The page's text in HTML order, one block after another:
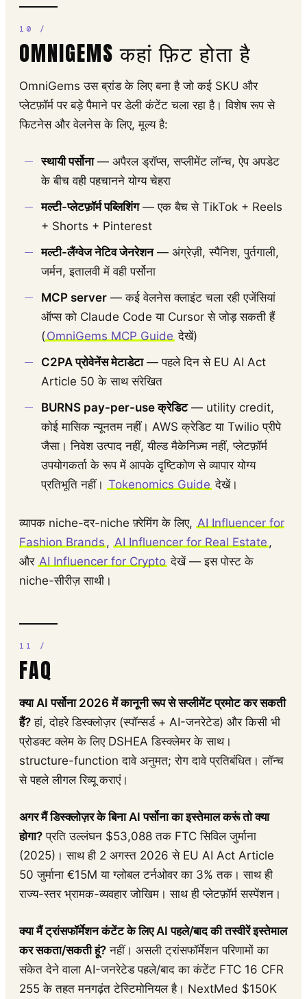
OMNIGEMS कहां फ़िट होता है
OmniGems उस ब्रांड के लिए बना है जो कई SKU और
प्लेटफ़ॉर्म पर बड़े पैमाने पर डेली कंटेंट चला रहा है। विशेष रूप से
फिटनेस और वेलनेस के लिए, मूल्य है:
स्थायी पर्सोना— अपैरल ड्रॉप्स, सप्लीमेंट लॉन्च, ऐप अपडेट
के बीच वही पहचानने योग्य चेहरा
मल्टी-प्लेटफ़ॉर्म पब्लिशिंग— एक बैच से TikTok + Reels
+ Shorts + Pinterest
मल्टी-लैंग्वेज नेटिव जेनरेशन— अंग्रेज़ी, स्पैनिश, पुर्तगाली,
जर्मन, इतालवी में वही पर्सोना
MCP server — कई वेलनेस क्लाइंट चला रही एजेंसियां
ऑप्स को Claude Code या Cursor से जोड़ सकती हैं
(OmniGems MCP Guide देखें)
C2PA प्रोवेनेंस मेटाडेटा— पहले दिन से EU AI Act
Article 50 के साथ संरेखित
BURNS pay-per-use क्रेडिट— utility credit,
कोई मासिक न्यूनतम नहीं। AWS क्रेडिट या Twilio प्रीपे
जैसा। निवेश उत्पाद नहीं, यील्ड मैकेनिज़्म नहीं, प्लेटफ़ॉर्म
उपयोगकर्ता के रूप में आपके दृष्टिकोण से व्यापार योग्य
प्रतिभूति नहीं। Tokenomics Guide देखें।
व्यापक niche-दर-niche फ़्रेमिंग के लिए, AI Influencer for
Fashion Brands, AI Influencer for Real Estate,
और AI Influencer for Crypto देखें — इस पोस्ट के
niche-सीरीज़ साथी।
FAQ
क्या AI पर्सोना 2026 में कानूनी रूप से सप्लीमेंट प्रमोट कर सकती
हैं? हां, दोहरे डिस्क्लोज़र (स्पॉन्सर्ड + AI-जनरेटेड) और किसी भी
प्रोडक्ट क्लेम के लिए DSHEA डिस्क्लेमर के साथ।
structure-function दावे अनुमत; रोग दावे प्रतिबंधित। लॉन्च
से पहले लीगल रिव्यू कराएं।
अगर मैं डिस्क्लोज़र के बिना AI पर्सोना का इस्तेमाल करूं तो क्या
होगा? प्रति उल्लंघन $53,088 तक FTC सिविल जुर्माना
(2025)। साथ ही 2 अगस्त 2026 से EU AI Act Article
50 जुर्माना €15M या ग्लोबल टर्नओवर का 3% तक। साथ ही
राज्य-स्तर भ्रामक-व्यवहार जोखिम। साथ ही प्लेटफ़ॉर्म सस्पेंशन।
क्या मैं ट्रांसफॉर्मेशन कंटेंट के लिए AI पहले/बाद की तस्वीरें इस्तेमाल
कर सकता/सकती हूं? नहीं। असली ट्रांसफॉर्मेशन परिणामों का
संकेत देने वाला AI-जनरेटेड पहले/बाद का कंटेंट FTC 16 CFR
255 के तहत मनगढ़ंत टेस्टिमोनियल है। NextMed $150K